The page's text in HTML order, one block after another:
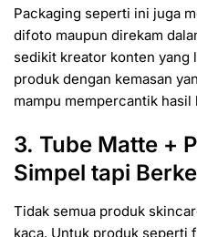
Packaging seperti ini juga
difoto maupun direkam
sedikit kreator konten yang
produk dengan kemasan
mampu mempercantik hasil
3. Tube Matte +
Simpel tapi
Tidak semua produk
kaca. Untuk produk seperti